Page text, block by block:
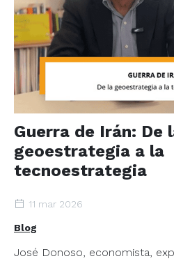
Guerra de Irán: De
geoestrategia a la
tecnoestrategia
11 mar 2026
Blog
José Donoso, economista,